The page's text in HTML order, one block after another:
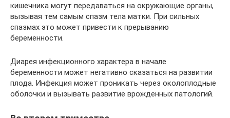
кишечника могут передаваться на окружающие органы,
вызывая тем самым спазм тела матки. При сильных
спазмах это может привести к прерыванию
беременности.
Диарея инфекционного характера в начале
беременности может негативно сказаться на развитии
плода. Инфекция может проникать через околоплодные
оболочки и вызывать развитие врожденных патологий.